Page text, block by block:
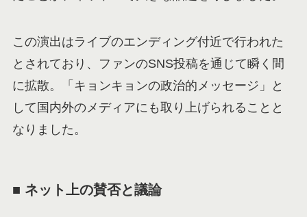
この演出はライブのエンディング付近で行われた
とされており、ファンのSNS投稿を通じて瞬く間
に拡散。「キョンキョンの政治的メッセージ」と
して国内外のメディアにも取り上げられることと
なりました。
■ ネット上の賛否と議論